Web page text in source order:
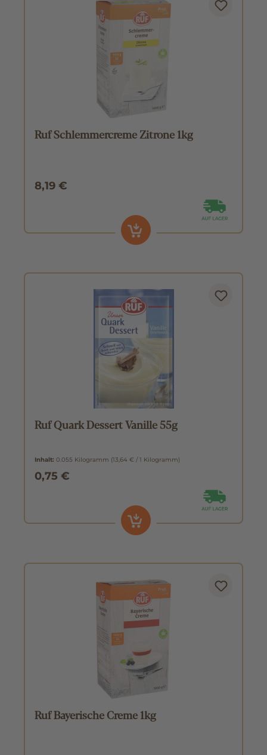
Ruf Schlemmercreme Zitrone 1kg
8,19 €
Ruf Quark Dessert Vanille 55g
Inhalt: 0.055 Kilogramm (13,64 € / 1 Kilogramm)
0,75 €
Ruf Bayerische Creme 1kg